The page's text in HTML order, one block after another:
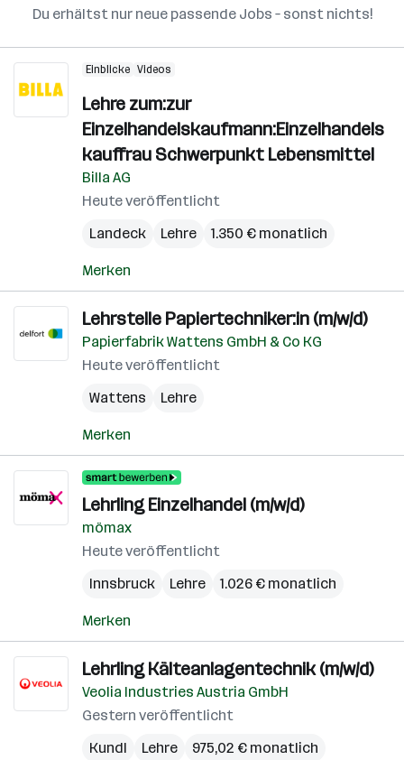
Du erhältst nur neue passende Jobs – sonst nichts!
Einblicke Videos
Lehre zum:zur
Einzelhandelskaufmann:Einzelhandels
kauffrau Schwerpunkt Lebensmittel
Billa AG
Heute veröffentlicht
Landeck
Lehre 1.350 € monatlich
Merken
Lehrstelle Papiertechniker:in (m/w/d)
Papierfabrik Wattens GmbH & Co KG
Heute veröffentlicht
Wattens
Lehre
Merken
Lehrling Einzelhandel (m/w/d)
mömax
Heute veröffentlicht
Innsbruck
Lehre 1.026 € monatlich
Merken
Lehrling Kälteanlagentechnik (m/w/d)
Veolia Industries Austria GmbH
Gestern veröffentlicht
Kundl
Lehre 975,02 € monatlich